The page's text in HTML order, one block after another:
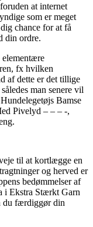
at internet
som er meget
chance for at få
din ordre.
elementære
fx hvilken
af dette er det tillige
man senere vil
Bamse
Pivelyd – – – -,
til at kortlægge en
og herved er
bedømmelser af
i Ekstra Stærkt Garn
du færdiggør din